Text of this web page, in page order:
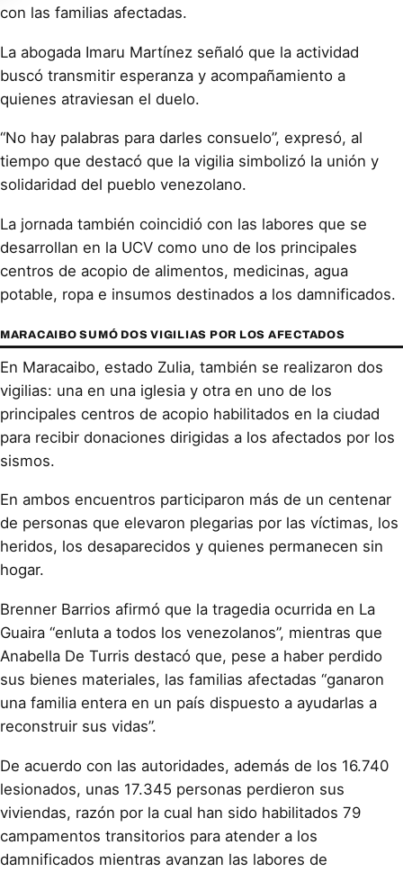
con las familias afectadas.
La abogada Imaru Martínez señaló que la actividad
buscó transmitir esperanza y acompañamiento a
quienes atraviesan el duelo.
“No hay palabras para darles consuelo”, expresó, al
tiempo que destacó que la vigilia simbolizó la unión y
solidaridad del pueblo venezolano.
La jornada también coincidió con las labores que se
desarrollan en la UCV como uno de los principales
centros de acopio de alimentos, medicinas, agua
potable, ropa e insumos destinados a los damnificados.
MARACAIBO SUMÓ DOS VIGILIAS POR LOS AFECTADOS
En Maracaibo, estado Zulia, también se realizaron dos
vigilias: una en una iglesia y otra en uno de los
principales centros de acopio habilitados en la ciudad
para recibir donaciones dirigidas a los afectados por los
sismos.
En ambos encuentros participaron más de un centenar
de personas que elevaron plegarias por las víctimas, los
heridos, los desaparecidos y quienes permanecen sin
hogar.
Brenner Barrios afirmó que la tragedia ocurrida en La
Guaira “enluta a todos los venezolanos”, mientras que
Anabella De Turris destacó que, pese a haber perdido
sus bienes materiales, las familias afectadas “ganaron
una familia entera en un país dispuesto a ayudarlas a
reconstruir sus vidas”.
De acuerdo con las autoridades, además de los 16.740
lesionados, unas 17.345 personas perdieron sus
viviendas, razón por la cual han sido habilitados 79
campamentos transitorios para atender a los
damnificados mientras avanzan las labores de